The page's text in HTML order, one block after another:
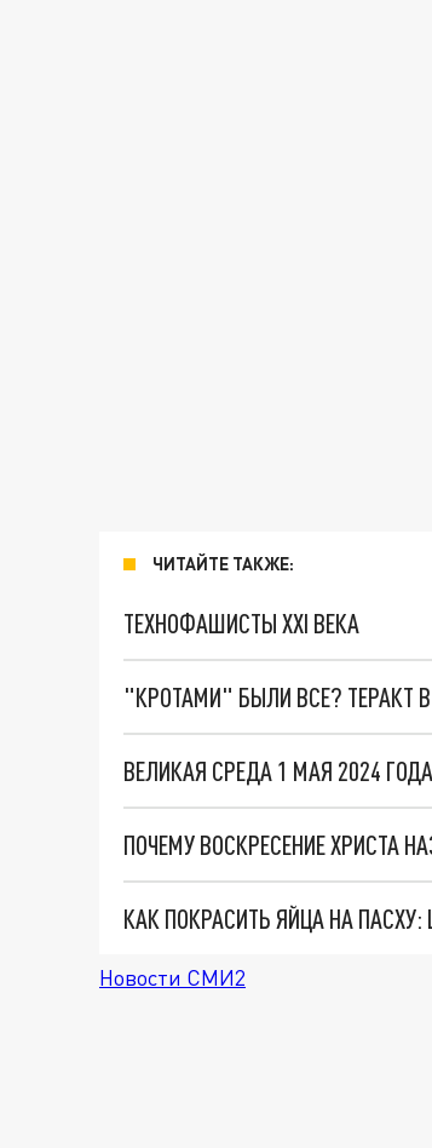
ЧИТАЙТЕ ТАКЖЕ:
ТЕХНОФАШИСТЫ XXI ВЕКА
"КРОТАМИ" БЫЛИ ВСЕ? ТЕРАКТ
ВЕЛИКАЯ СРЕДА 1 МАЯ 2024
ПОЧЕМУ ВОСКРЕСЕНИЕ ХРИСТА
КАК ПОКРАСИТЬ ЯЙЦА НА
Новости СМИ2